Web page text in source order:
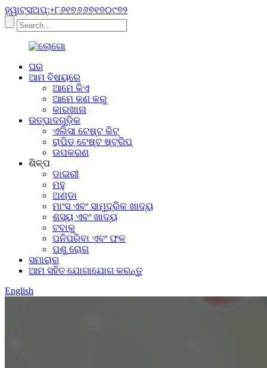
ହ୍ୱାଟ୍ସଅପ୍:+୮୬୧୭୬୬୭୧୭୦୯୭୨
ଘର
ଆମ ବିଷୟରେ
ଆମେ କିଏ
ଆମେ କଣ କରୁ
କାରଖାନା
ଉତ୍ପାଦଗୁଡ଼ିକ
ଏଲିସା ଟେଷ୍ଟ କିଟ୍
ରାପିଡ୍ ଟେଷ୍ଟ ଷ୍ଟ୍ରିପ୍
ଉପକରଣ
ଶିଳ୍ପ
ଡାଇରୀ
ମହୁ
ଅଣ୍ଡା
ମାଂସ ଏବଂ ସାମୁଦ୍ରିକ ଖାଦ୍ୟ
ଶସ୍ୟ ଏବଂ ଖାଦ୍ୟ
ଟବାକୁ
ପନିପରିବା ଏବଂ ଫଳ
ପଶୁ ରୋଗ
ସମାଚାର
ଆମ ସହିତ ଯୋଗାଯୋଗ କରନ୍ତୁ
English